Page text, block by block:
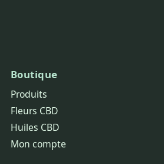
Boutique
Produits
Fleurs CBD
Huiles CBD
Mon compte